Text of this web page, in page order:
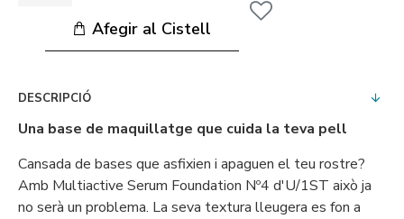
Afegir al Cistell
DESCRIPCIÓ
Una base de maquillatge que cuida la teva pell
Cansada de bases que asfixien i apaguen el teu rostre?
Amb Multiactive Serum Foundation Nº4 d'U/1ST això ja
no serà un problema. La seva textura lleugera es fon a